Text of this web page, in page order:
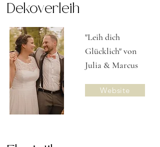
Dekoverleih
"Leih dich
Glücklich" von
Julia & Marcus
Website